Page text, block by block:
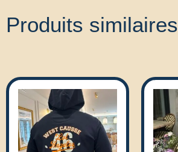
Produits similaires
Ce
a
plusieurs
variations.